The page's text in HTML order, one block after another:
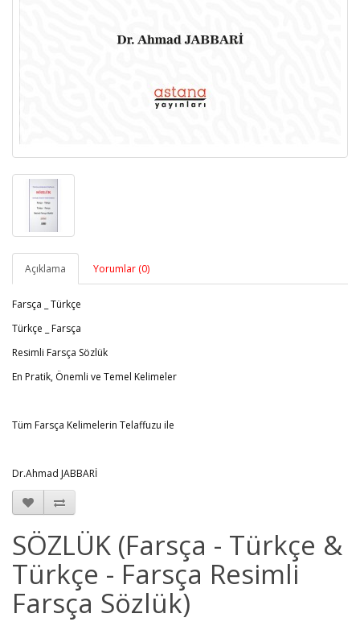
Açıklama Yorumlar (0)
Farsça _ Türkçe
Türkçe _ Farsça
Resimli Farsça Sözlük
En Pratik, Önemli ve Temel Kelimeler
Tüm Farsça Kelimelerin Telaffuzu ile
Dr.Ahmad JABBARİ
SÖZLÜK (Farsça - Türkçe &
Türkçe - Farsça Resimli
Farsça Sözlük)